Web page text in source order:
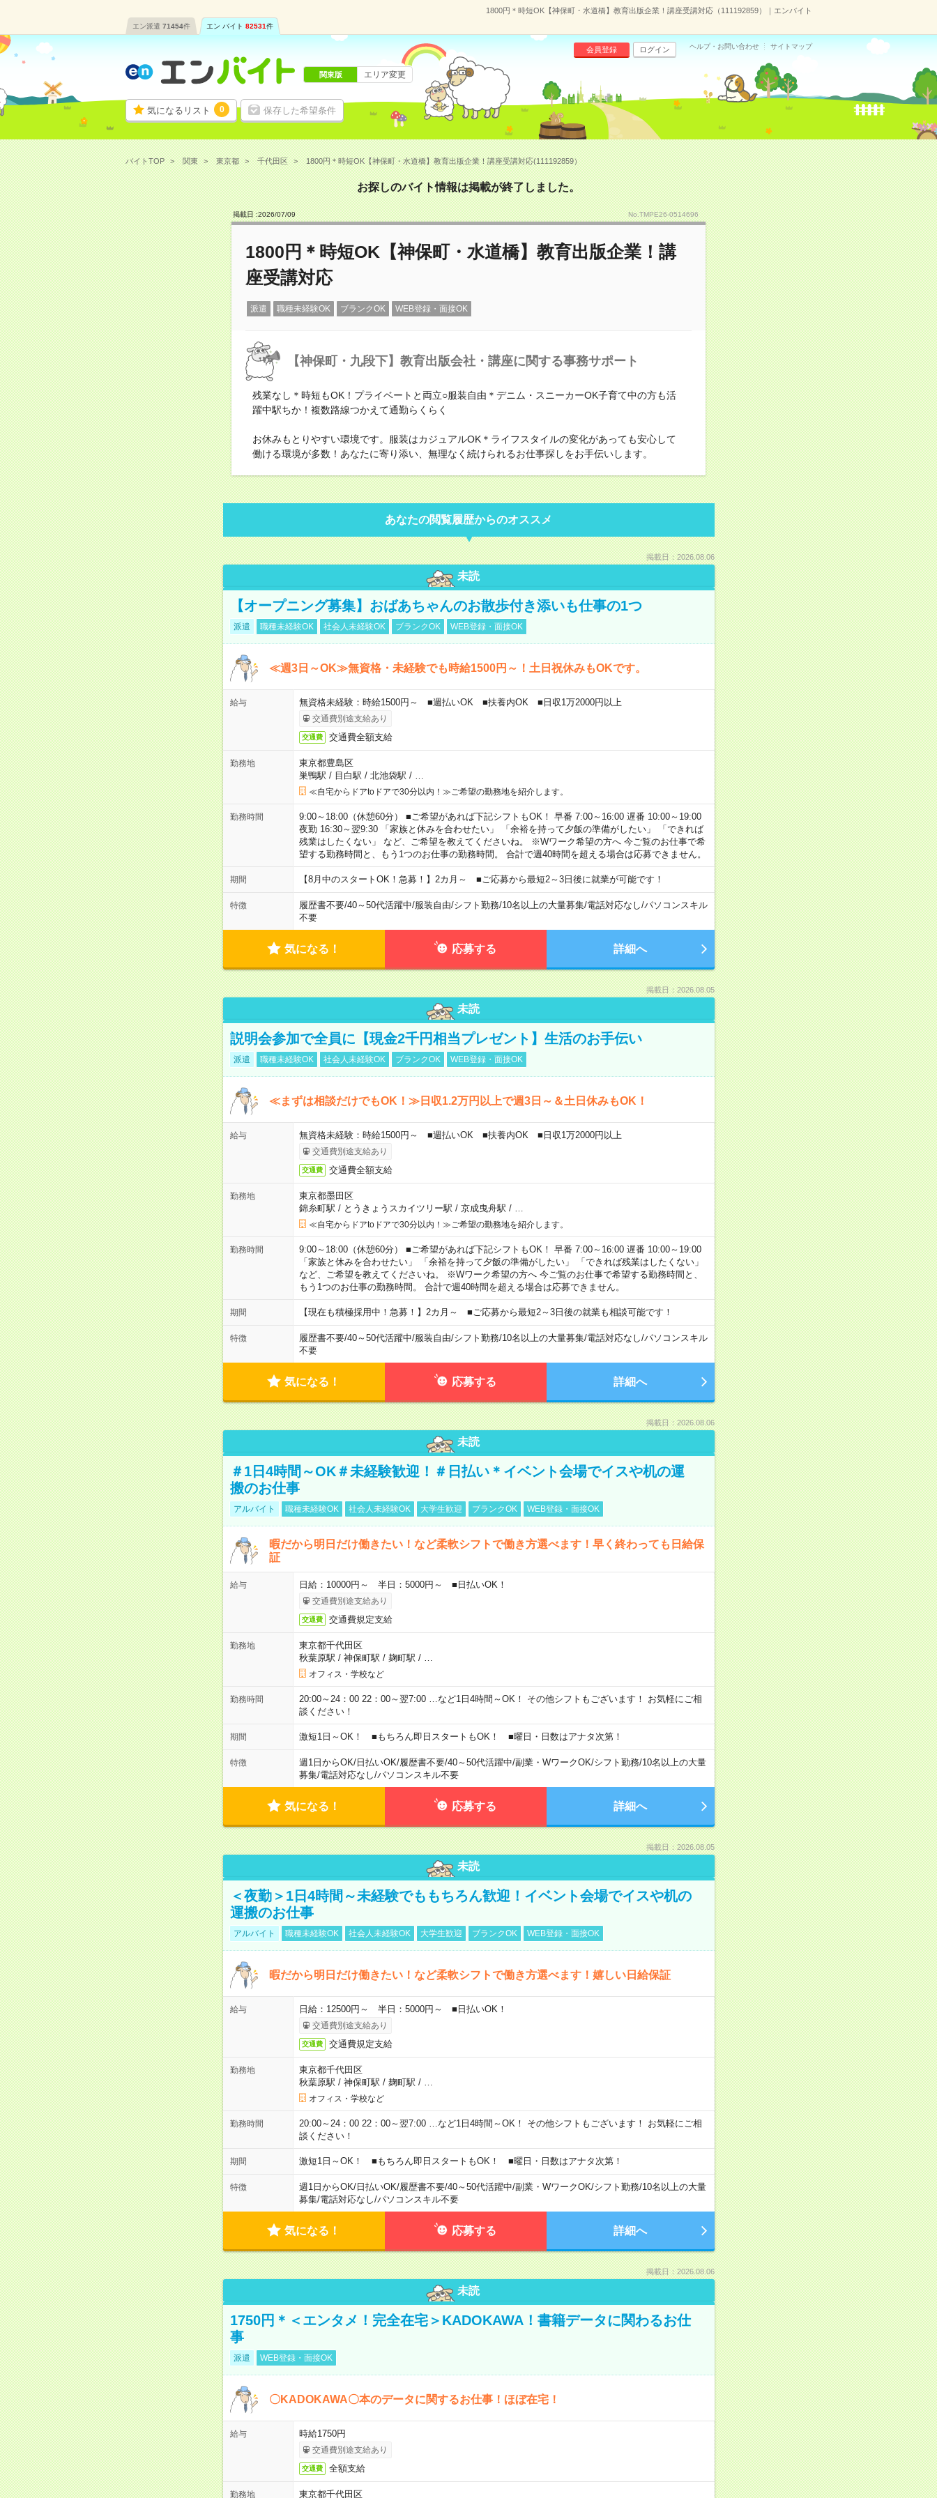
1800円＊時短OK【神保町・水道橋】教育出版企業！講座受講対応（111192859）｜エンバイト
エン派遣 71454件 エン バイト 82531件
気になるリスト 0 保存した希望条件
会員登録 ログイン ヘルプ・お問い合わせ サイトマップ
関東版 エリア変更
バイトTOP 関東 東京都 千代田区 1800円＊時短OK【神保町・水道橋】教育出版企業！講座受講対応(111192859）
お探しのバイト情報は掲載が終了しました。
掲載日 :2026/07/09 No.TMPE26-0514696
1800円＊時短OK【神保町・水道橋】教育出版企業！講
座受講対応
派遣 職種未経験OK ブランクOK WEB登録・面接OK
【神保町・九段下】教育出版会社・講座に関する事務サポート
残業なし＊時短もOK！プライベートと両立○服装自由＊デニム・スニーカーOK子育て中の方も活
躍中駅ちか！複数路線つかえて通勤らくらく
お休みもとりやすい環境です。服装はカジュアルOK＊ライフスタイルの変化があっても安心して
働ける環境が多数！あなたに寄り添い、無理なく続けられるお仕事探しをお手伝いします。
あなたの閲覧履歴からのオススメ
掲載日：2026.08.06
未読
【オープニング募集】おばあちゃんのお散歩付き添いも仕事の1つ
派遣 職種未経験OK 社会人未経験OK ブランクOK WEB登録・面接OK
≪週3日～OK≫無資格・未経験でも時給1500円～！土日祝休みもOKです。
給与 無資格未経験：時給1500円～ ■週払いOK ■扶養内OK ■日収1万2000円以上
交通費別途支給あり
交通費 交通費全額支給
勤務地
東京都豊島区
巣鴨駅 / 目白駅 / 北池袋駅 /
≪自宅からドアtoドアで30分以内！≫ご希望の勤務地を紹介します。
勤務時間
9:00～18:00（休憩60分） ■ご希望があれば下記シフトもOK！ 早番 7:00～16:00 遅番 10:00～19:00
夜勤 16:30～翌9:30 「家族と休みを合わせたい」 「余裕を持って夕飯の準備がしたい」 「できれば
残業はしたくない」 など、ご希望を教えてくださいね。 ※Wワーク希望の方へ 今ご覧のお仕事で希
望する勤務時間と、もう1つのお仕事の勤務時間。 合計で週40時間を超える場合は応募できません。
期間 【8月中のスタートOK！急募！】2カ月～ ■ご応募から最短2～3日後に就業が可能です！
特徴 履歴書不要/40～50代活躍中/服装自由/シフト勤務/10名以上の大量募集/電話対応なし/パソコンスキル
不要
気になる！ 応募する 詳細へ
掲載日：2026.08.05
未読
説明会参加で全員に【現金2千円相当プレゼント】生活のお手伝い
派遣 職種未経験OK 社会人未経験OK ブランクOK WEB登録・面接OK
≪まずは相談だけでもOK！≫日収1.2万円以上で週3日～＆土日休みもOK！
給与 無資格未経験：時給1500円～ ■週払いOK ■扶養内OK ■日収1万2000円以上
交通費別途支給あり
交通費 交通費全額支給
勤務地
東京都墨田区
錦糸町駅 / とうきょうスカイツリー駅 / 京成曳舟駅 /
≪自宅からドアtoドアで30分以内！≫ご希望の勤務地を紹介します。
勤務時間
9:00～18:00（休憩60分） ■ご希望があれば下記シフトもOK！ 早番 7:00～16:00 遅番 10:00～19:00
「家族と休みを合わせたい」 「余裕を持って夕飯の準備がしたい」 「できれば残業はしたくない」
など、ご希望を教えてくださいね。 ※Wワーク希望の方へ 今ご覧のお仕事で希望する勤務時間と、
もう1つのお仕事の勤務時間。 合計で週40時間を超える場合は応募できません。
期間 【現在も積極採用中！急募！】2カ月～ ■ご応募から最短2～3日後の就業も相談可能です！
特徴 履歴書不要/40～50代活躍中/服装自由/シフト勤務/10名以上の大量募集/電話対応なし/パソコンスキル
不要
気になる！ 応募する 詳細へ
掲載日：2026.08.06
未読
＃1日4時間～OK＃未経験歓迎！＃日払い＊イベント会場でイスや机の運
搬のお仕事
アルバイト 職種未経験OK 社会人未経験OK 大学生歓迎 ブランクOK WEB登録・面接OK
暇だから明日だけ働きたい！など柔軟シフトで働き方選べます！早く終わっても日給保
証
給与 日給：10000円～ 半日：5000円～ ■日払いOK！
交通費別途支給あり
交通費 交通費規定支給
勤務地
東京都千代田区
秋葉原駅 / 神保町駅 / 麹町駅 /
オフィス・学校など
勤務時間
20:00～24：00 22：00～翌7:00 …など1日4時間～OK！ その他シフトもございます！ お気軽にご相
談ください！
期間 激短1日～OK！ ■もちろん即日スタートもOK！ ■曜日・日数はアナタ次第！
特徴 週1日からOK/日払いOK/履歴書不要/40～50代活躍中/副業・WワークOK/シフト勤務/10名以上の大量
募集/電話対応なし/パソコンスキル不要
気になる！ 応募する 詳細へ
掲載日：2026.08.05
未読
＜夜勤＞1日4時間～未経験でももちろん歓迎！イベント会場でイスや机の
運搬のお仕事
アルバイト 職種未経験OK 社会人未経験OK 大学生歓迎 ブランクOK WEB登録・面接OK
暇だから明日だけ働きたい！など柔軟シフトで働き方選べます！嬉しい日給保証
給与 日給：12500円～ 半日：5000円～ ■日払いOK！
交通費別途支給あり
交通費 交通費規定支給
勤務地
東京都千代田区
秋葉原駅 / 神保町駅 / 麹町駅 /
オフィス・学校など
勤務時間
20:00～24：00 22：00～翌7:00 …など1日4時間～OK！ その他シフトもございます！ お気軽にご相
談ください！
期間 激短1日～OK！ ■もちろん即日スタートもOK！ ■曜日・日数はアナタ次第！
特徴 週1日からOK/日払いOK/履歴書不要/40～50代活躍中/副業・WワークOK/シフト勤務/10名以上の大量
募集/電話対応なし/パソコンスキル不要
気になる！ 応募する 詳細へ
掲載日：2026.08.06
未読
1750円＊＜エンタメ！完全在宅＞KADOKAWA！書籍データに関わるお仕
事
派遣 WEB登録・面接OK
〇KADOKAWA〇本のデータに関するお仕事！ほぼ在宅！
給与 時給1750円
交通費別途支給あり
交通費 全額支給
勤務地 東京都千代田区